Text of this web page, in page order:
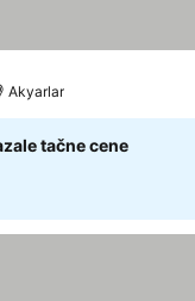
Akyarlar
tačne cene